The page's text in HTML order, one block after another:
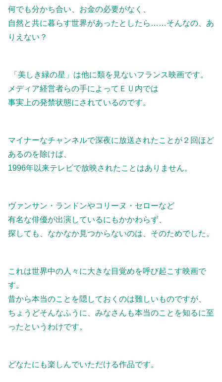
何でも分かち合い、お金の必要がなく、
自然と共に暮らす世界があったとしたら……そんなの、あ
りえない？
「美しき緑の星」は他に類を見ないフランス映画です。
メディア経営者らの手によってＥＵ内では
事実上の発禁状態にされているのです。
マイナーなチャンネルで深夜に放送されたことが２回ほど
あるのを除けば、
1996年以来テレビで放映されたことはありません。
ヴァンサン・ランドンやコリーヌ・セローなど
有名な俳優が出演しているにもかかわらず、
探しても、なかなか見つからないのは、そのためでした。
これは世界中の人々に大きな目覚めを呼び起こす映画で
す。
昔から本当のことを隠しておくのは難しいものですが、
ちょうどそんなふうに、みなさんも本当のことを知るに至
ったというわけです。
どなたにも楽しんでいただける作品です。